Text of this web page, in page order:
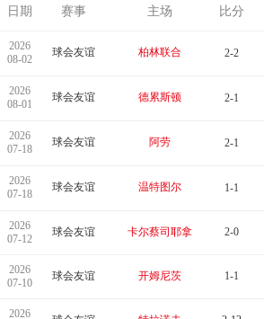
日期 赛事 主场 比分
2026
08-02
球会友谊 柏林联合 2-2
2026
08-01
球会友谊 德累斯顿 2-1
2026
07-18
球会友谊 阿劳 2-1
2026
07-18
球会友谊 温特图尔 1-1
2026
07-12
球会友谊 卡尔蔡司耶拿 2-0
2026
07-10
球会友谊 开姆尼茨 1-1
2026